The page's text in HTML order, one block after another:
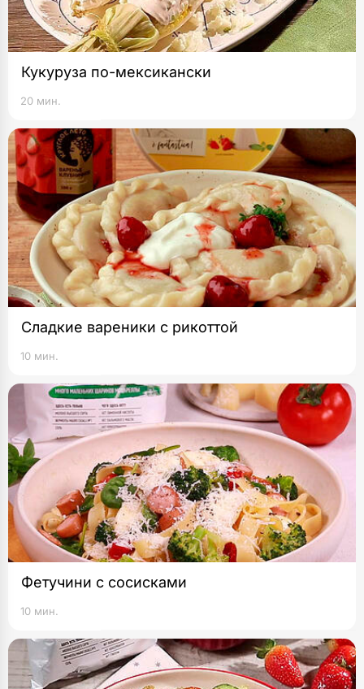
Кукуруза по-мексикански
20 мин.
Сладкие вареники с рикоттой
10 мин.
Фетучини с сосисками
10 мин.